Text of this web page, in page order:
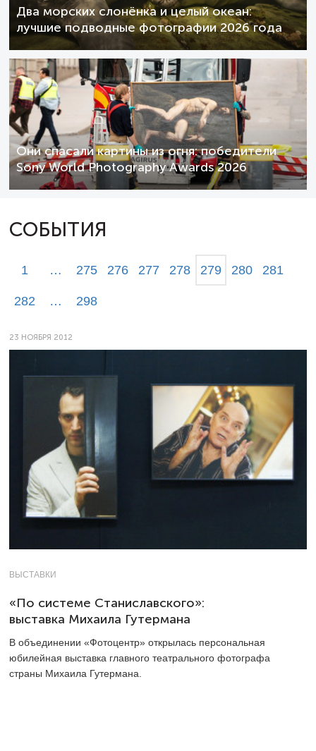
Два морских слонёнка и целый океан:
лучшие подводные фотографии 2026 года
Они спасали картины из огня: победители
Sony World Photography Awards 2026
СОБЫТИЯ
1 … 275 276 277 278 279 280 281
282 … 298
23 НОЯБРЯ 2012
ВЫСТАВКИ
«По системе Станиславского»:
выставка Михаила Гутермана
В объединении «Фотоцентр» открылась персональная
юбилейная выставка главного театрального фотографа
страны Михаила Гутермана.